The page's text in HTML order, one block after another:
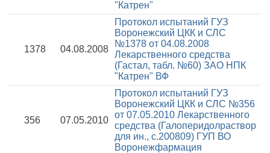
"Катрен"
1378 04.08.2008
Протокол испытаний ГУЗ
Воронежский ЦКК и СЛС
№1378 от 04.08.2008
Лекарственного средства
(Гастал, табл. №60) ЗАО НПК
"Катрен" ВФ
356 07.05.2010
Протокол испытаний ГУЗ
Воронежский ЦКК и СЛС №356
от 07.05.2010 Лекарственного
средства (Галоперидолраствор
для ин., с.200809) ГУП ВО
Воронежфармация